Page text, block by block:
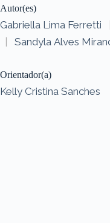
Autor(es)
Gabriella Lima Ferretti
|
Sandyla Alves
Orientador(a)
Kelly Cristina Sanches